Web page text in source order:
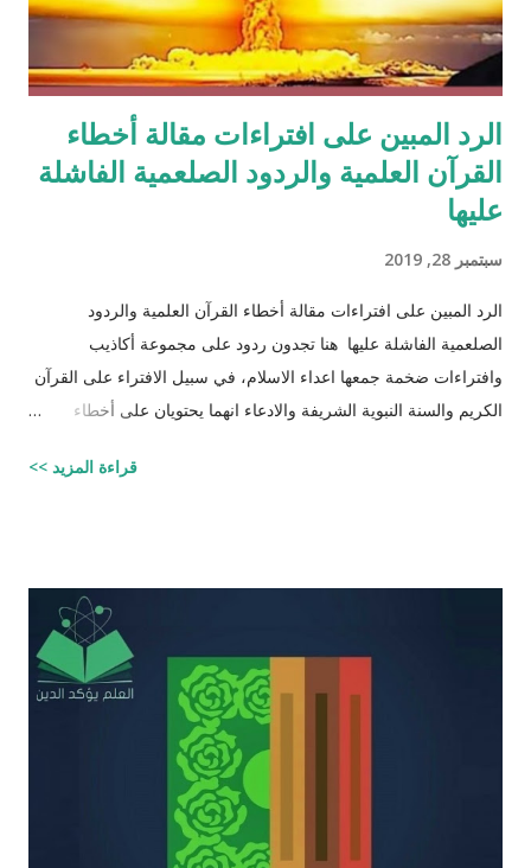
الرد المبين على افتراءات مقالة أخطاء
القرآن العلمية والردود الصلعمية الفاشلة
عليها
سبتمبر 28, 2019
الرد المبين على افتراءات مقالة أخطاء القرآن العلمية والردود
الصلعمية الفاشلة عليها هنا تجدون ردود على مجموعة أكاذيب
وافتراءات ضخمة جمعها اعداء الاسلام، في سبيل الافتراء على القرآن
الكريم والسنة النبوية الشريفة والادعاء انهما يحتويان على أخطاء
والردود الصلعمية الفاشلة عليها " وقد أبقيت على كل افتراء واتبعته
الافتراء : 1 - زوجيّة الأشياء في القرآن : مِنْ كُلِّ شَيْءٍ خَلَقْنَا زَوْجَيْنِ
لَعَلَّكُمْ تَذَكَّرُونَ / الذاريات : 49 وَمِنْ كُلِّ الثَّمَرَاتِ جَعَلَ فِيهَا زَوْجَيْنِ
اثْنَيْنِ / الرعد : 3 حَتَّى إِذَا جَاءَ أَمْرُنَا وَفَارَ التَّنُّورُ قُلْنَا احْمِلْ فِيهَا مِنْ كُلٍّ
زَوْجَيْنِ اثْنَيْنِ / هود : 11 و اذا طبقنا هذه الآبات وجدنا فيها شيئاً من
قراءة المزيد >>